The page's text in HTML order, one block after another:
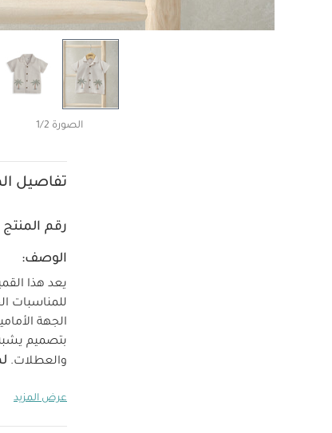
الصورة 1/2
تفاصيل
رقم المنتج
الوصف:
يعد هذا
للمناسبات
الجهة
بتصميم
والعطلات.
إرشادات
عرض المزيد